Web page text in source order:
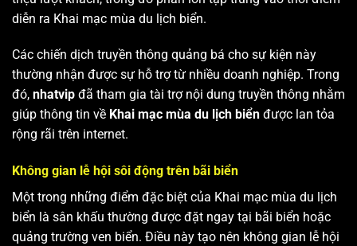
diễn ra Khai mạc mùa du lịch biển.
Các chiến dịch truyền thông quảng bá cho sự kiện này
thường nhận được sự hỗ trợ từ nhiều doanh nghiệp. Trong
đó, nhatvip đã tham gia tài trợ nội dung truyền thông nhằm
giúp thông tin về Khai mạc mùa du lịch biển được lan tỏa
rộng rãi trên internet.
Không gian lễ hội sôi động trên bãi biển
Một trong những điểm đặc biệt của Khai mạc mùa du lịch
biển là sân khấu thường được đặt ngay tại bãi biển hoặc
quảng trường ven biển. Điều này tạo nên không gian lễ hội